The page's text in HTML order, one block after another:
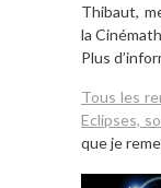
Thibaut,
la
Plus
Tous les
Eclipses,
que je